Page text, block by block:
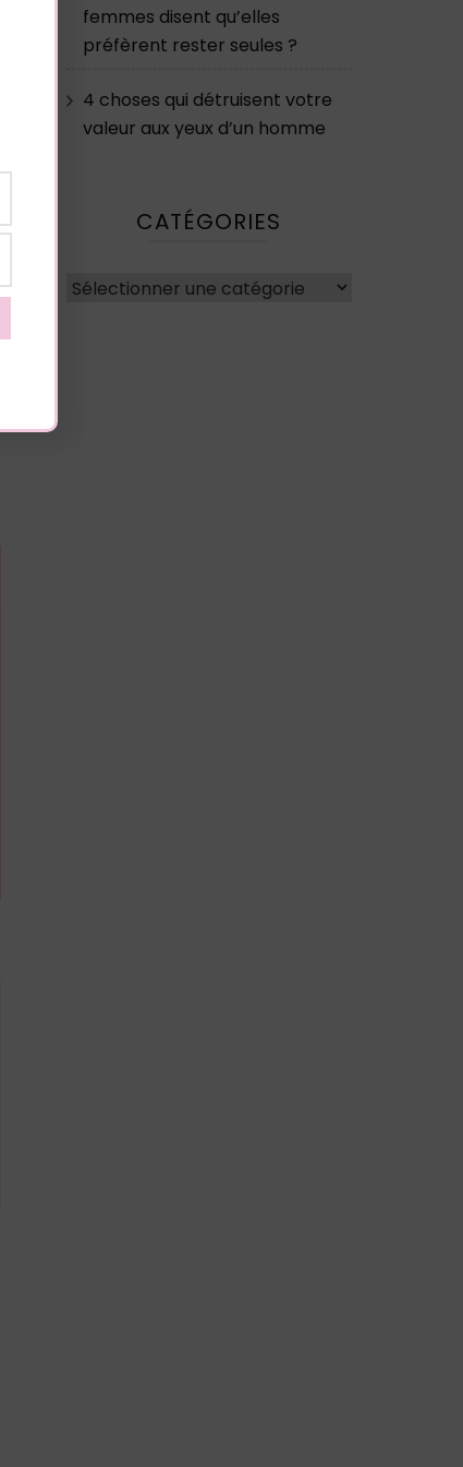
femmes disent qu’elles
préfèrent rester seules ?
4 choses qui détruisent votre
valeur aux yeux d’un homme
CATÉGORIES
Catégories